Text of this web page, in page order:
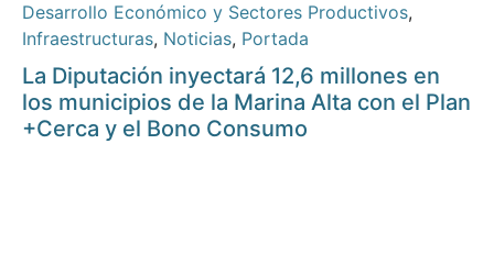
Desarrollo Económico y Sectores Productivos,
Infraestructuras, Noticias, Portada
La Diputación inyectará 12,6 millones en
los municipios de la Marina Alta con el Plan
+Cerca y el Bono Consumo